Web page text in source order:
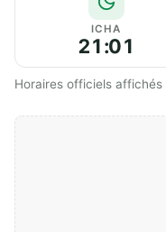
ICHA
21:01